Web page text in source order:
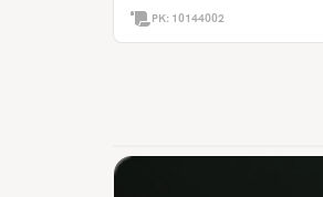
PK: 10144002